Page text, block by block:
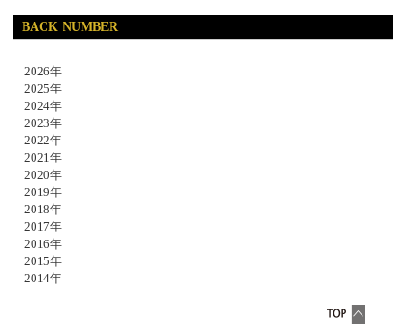
BACK NUMBER
2026年
2025年
2024年
2023年
2022年
2021年
2020年
2019年
2018年
2017年
2016年
2015年
2014年